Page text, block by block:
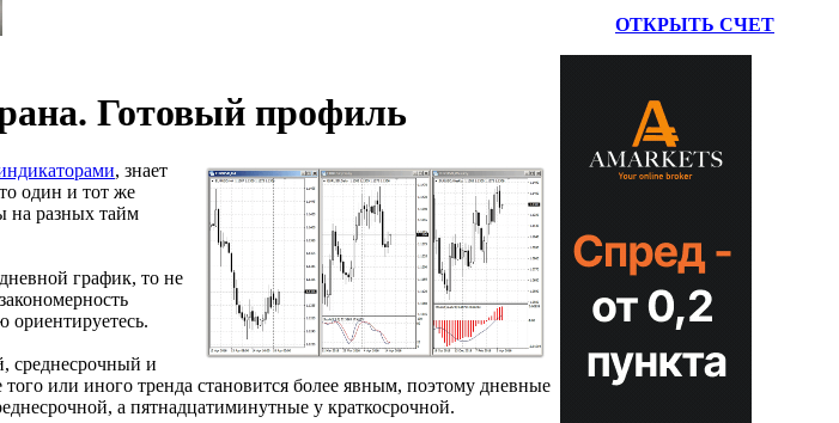
Готовый профиль
, знает
один и тот же
на разных тайм
график, то не
ориентируетесь.
среднесрочный и
или иного тренда становится более явным, поэтому дневные
а пятнадцатиминутные у краткосрочной.
ОТКРЫТЬ СЧЕТ